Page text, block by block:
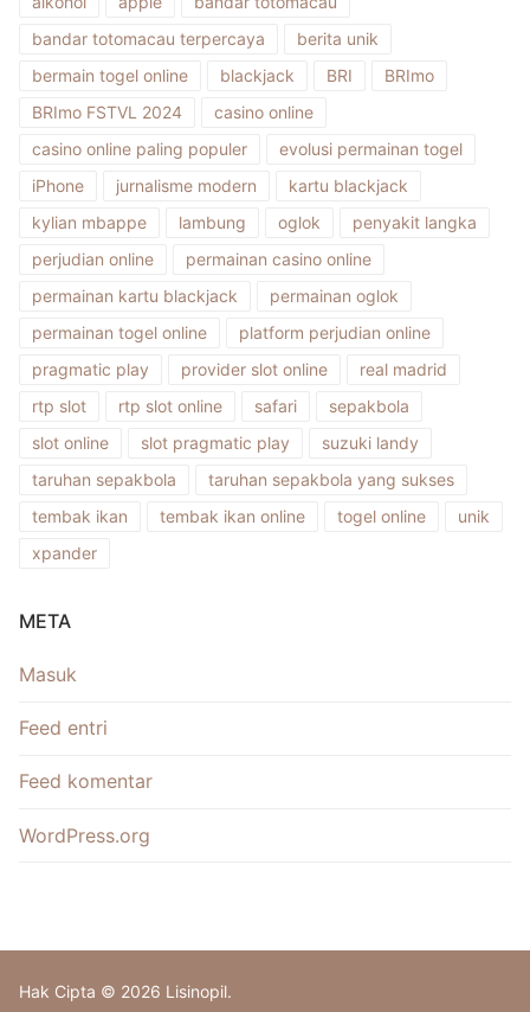
bandar totomacau terpercaya
berita unik
bermain togel online
blackjack BRI
BRImo
BRImo FSTVL 2024
casino online
casino online paling populer
evolusi permainan togel
iPhone
jurnalisme modern
kartu blackjack
kylian mbappe
lambung oglok
penyakit langka
perjudian online
permainan casino online
permainan kartu blackjack
permainan oglok
permainan togel online
platform perjudian online
pragmatic play
provider slot online
real madrid
rtp slot
rtp slot online safari
sepakbola
slot online
slot pragmatic play
suzuki landy
taruhan sepakbola
taruhan sepakbola yang sukses
tembak ikan
tembak ikan online togel online
unik
xpander
META
Masuk
Feed entri
Feed komentar
WordPress.org
Hak Cipta © 2026 Lisinopil.